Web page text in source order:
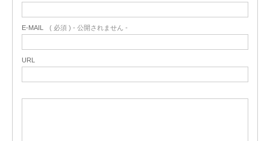
E-MAIL ( 必須 ) - 公開されません -
URL